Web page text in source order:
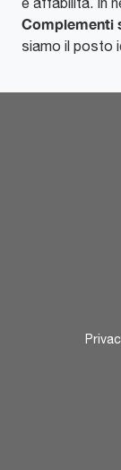
Complementi
siamo il posto